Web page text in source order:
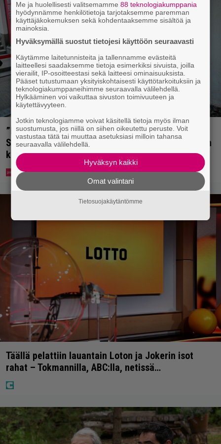
”Mitä isompi vehje, sen paremmin kulkee” –
Susanna Penttilä suuntasi Bangbussinsa Helsingin
keskustaan
Täällä pelattiin lauantain Loton ja Jokerin isot
rahat – Tokmannilla, ABC:lla, netissä…
Me ja huolellisesti valitsemamme88 teknologiakumppania
hyödynnämme henkilötietoja tarjotaksemme paremman
käyttäjäkokemuksen sekä kohdentaaksemme sisältöä ja
mainoksia.
Hyväksymällä suostut tietojesi käyttöön seuraavasti
Käytämme laitetunnisteita ja tallennamme evästeitä
laitteellesi saadaksemme tietoja esimerkiksi sivuista, joilla
vierailit, IP-osoitteestasi sekä laitteesi ominaisuuksista.
Pääset tutustumaan yksityiskohtaisesti käyttötarkoituksiin ja
teknologiakumppaneihimme seuraavalla välilehdellä.
Hylkääminen voi vaikuttaa sivuston toimivuuteen ja
käytettävyyteen.
Jotkin teknologiamme voivat käsitellä tietoja myös ilman
suostumusta, jos niillä on siihen oikeutettu peruste. Voit
vastustaa tätä tai muuttaa asetuksiasi milloin tahansa
seuraavalla välilehdellä.
Hyväksyn kaikki
Omat valintani
Tietosuojakäytäntömme